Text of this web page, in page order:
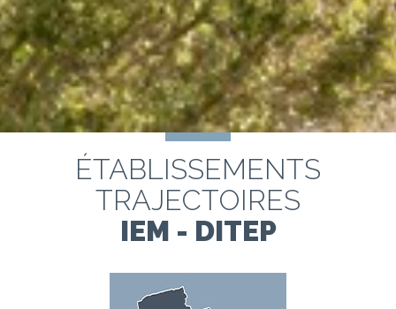
ÉTABLISSEMENTS
TRAJECTOIRES
IEM - DITEP